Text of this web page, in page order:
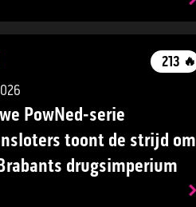
213 🔥
PowNed-serie
toont de strijd om
drugsimperium